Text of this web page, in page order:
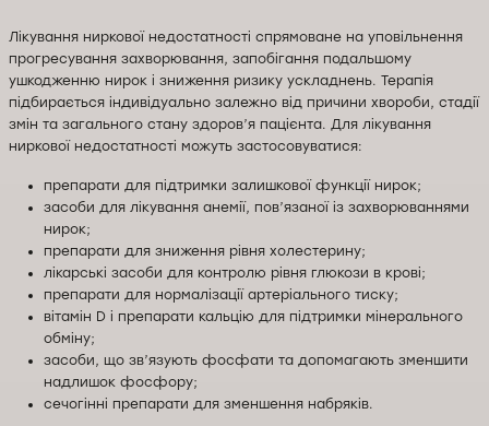
Лікування ниркової недостатності спрямоване на уповільнення
прогресування захворювання, запобігання подальшому
ушкодженню нирок і зниження ризику ускладнень. Терапія
підбирається індивідуально залежно від причини хвороби, стадії
змін та загального стану здоров’я пацієнта. Для лікування
ниркової недостатності можуть застосовуватися:
препарати для підтримки залишкової функції нирок;
засоби для лікування анемії, пов’язаної із захворюваннями
нирок;
препарати для зниження рівня холестерину;
лікарські засоби для контролю рівня глюкози в крові;
препарати для нормалізації артеріального тиску;
вітамін D і препарати кальцію для підтримки мінерального
обміну;
засоби, що зв’язують фосфати та допомагають зменшити
надлишок фосфору;
сечогінні препарати для зменшення набряків.